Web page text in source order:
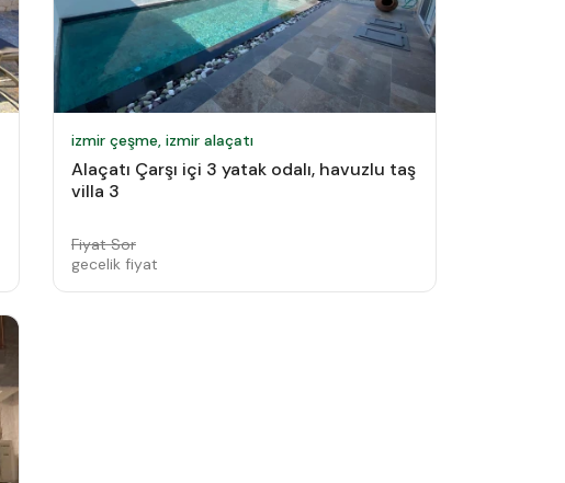
izmir çeşme, izmir alaçatı
Alaçatı Çarşı içi 3 yatak odalı, havuzlu taş
villa 3
Fiyat Sor
gecelik fiyat